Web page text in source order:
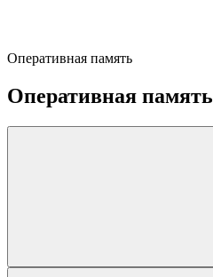
Оперативная память
Оперативная память